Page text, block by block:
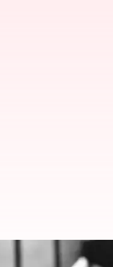
पिछले 30